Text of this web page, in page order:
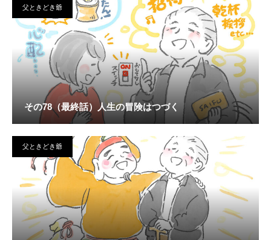
父ときどき爺
その78（最終話）人生の冒険はつづく
父ときどき爺